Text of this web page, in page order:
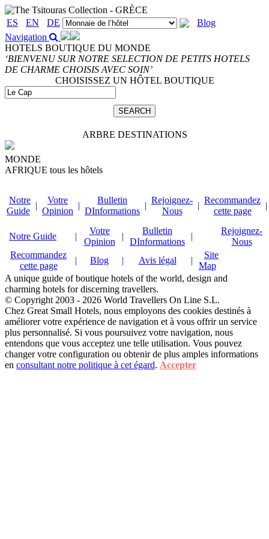
ES EN DE
Blog
Navigation
HOTELS BOUTIQUE DU MONDE
‘BIENVENU SUR NOTRE SELECTION DE PETITS HOTELS
DE CHARME CHOISIS AVEC SOIN’
CHOISISSEZ UN HÔTEL BOUTIQUE
ARBRE DESTINATIONS
MONDE
AFRIQUE tous les hôtels
Notre
Guide
|
Votre
Opinion
|
Bulletin
DInformations
|
Rejoignez-
Nous
|
Recommandez
cette page
|
Notre Guide |
Votre
Opinion
|
Bulletin
DInformations
|
Rejoignez-
Nous
Recommandez
cette page
| Blog | Avis légal |
Site
Map
A unique guide of boutique hotels of the world, design and
charming hotels for discerning travellers.
© Copyright 2003 - 2026 World Travellers On Line S.L.
Chez Great Small Hotels, nous employons des cookies destinés à
améliorer votre expérience de navigation et à vous offrir un service
plus personnalisé. Si vous poursuivez votre navigation, nous
entendons que vous acceptez une telle utilisation. Vous pouvez
changer votre configuration ou obtenir de plus amples informations
en consultant notre politique à cet égard. Accepter